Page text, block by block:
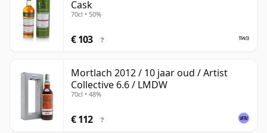
Cask
70cl • 50%
€ 103 ?
Mortlach 2012 / 10 jaar oud / Artist
Collective 6.6 / LMDW
70cl • 48%
€ 112 ?